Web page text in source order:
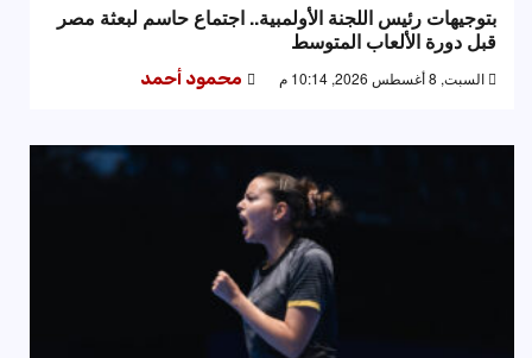
بتوجيهات رئيس اللجنة الأولمبية.. اجتماع حاسم لبعثة مصر
قبل دورة الألعاب المتوسط
السبت, 8 أغسطس 2026, 10:14 م محمود أحمد